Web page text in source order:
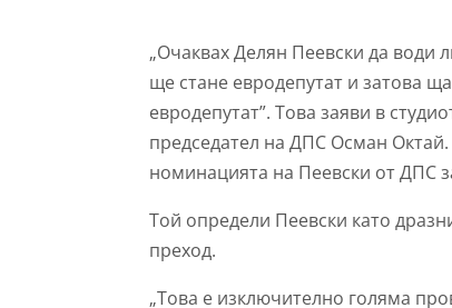
„Очаквах Делян Пеевски да води
ще стане евродепутат и затова
евродепутат”. Това заяви в
председател на ДПС Осман
номинацията на Пеевски от ДПС
Той определи Пеевски като
преход.
„Това е изключително голяма